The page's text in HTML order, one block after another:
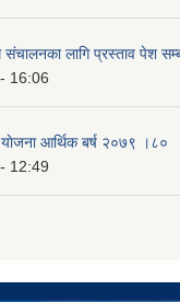
संचालनका लागि प्रस्ताव पेश
16:06
याेजना आर्थिक बर्ष २०७९ ।८०
12:49